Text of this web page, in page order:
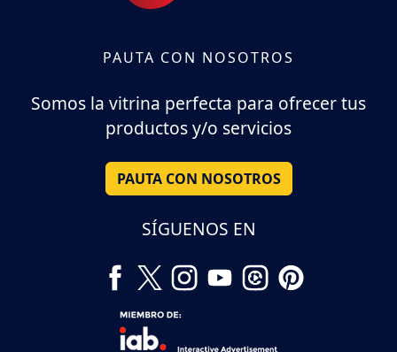
PAUTA CON NOSOTROS
Somos la vitrina perfecta para ofrecer tus
productos y/o servicios
PAUTA CON NOSOTROS
SÍGUENOS EN